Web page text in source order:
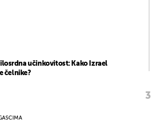
učinkovitost: Kako Izrael
čelnike?